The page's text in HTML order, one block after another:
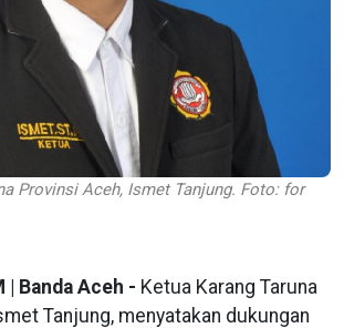
Provinsi Aceh, Ismet Tanjung. Foto: for
| Banda Aceh - Ketua Karang Taruna
Tanjung, menyatakan dukungan